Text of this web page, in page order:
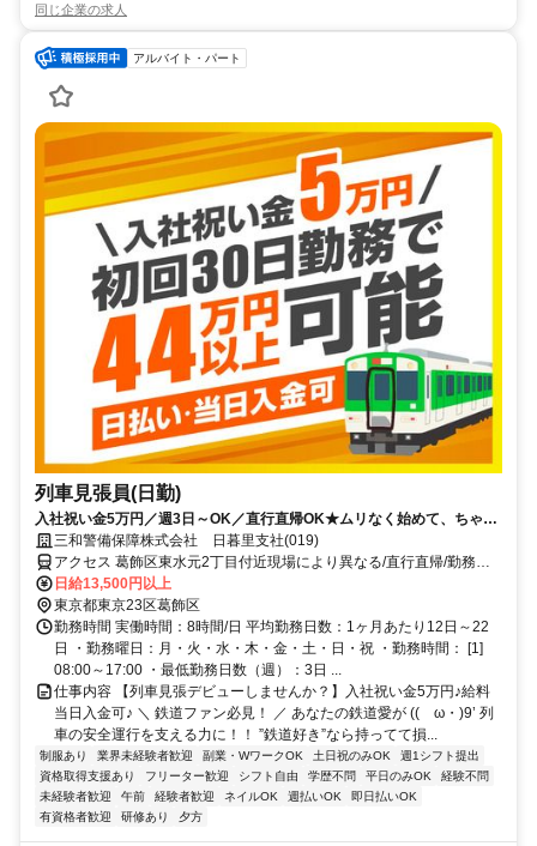
同じ企業の求人
アルバイト・パート
列車見張員(日勤)
入社祝い金5万円／週3日～OK／直行直帰OK★ムリなく始めて、ちゃん
と稼げる警備。
三和警備保障株式会社 日暮里支社(019)
アクセス 葛飾区東水元2丁目付近現場により異なる/直行直帰/勤務地
相談可■電話面接■来社不要
日給13,500円以上
東京都東京23区葛飾区
勤務時間 実働時間：8時間/日 平均勤務日数：1ヶ月あたり12日～22
日 ・勤務曜日：月・火・水・木・金・土・日・祝 ・勤務時間： [1]
08:00～17:00 ・最低勤務日数（週）：3日 ...
仕事内容 【列車見張デビューしませんか？】入社祝い金5万円♪給料
当日入金可♪ ＼ 鉄道ファン必見！ ／ あなたの鉄道愛が ((ゝω・)9’ 列
車の安全運行を支える力に！！ ”鉄道好き”なら持ってて損...
制服あり 業界未経験者歓迎 副業・WワークOK 土日祝のみOK
週1シフト提出
資格取得支援あり
フリーター歓迎 シフト自由 学歴不問 平日のみOK
経験不問
未経験者歓迎
午前 経験者歓迎 ネイルOK 週払いOK
即日払いOK
有資格者歓迎
研修あり 夕方